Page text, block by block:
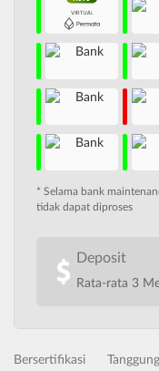
* Selama bank
tidak dapat diproses
Deposit
Rata-rata 3
Bersertifikasi
Tanggung